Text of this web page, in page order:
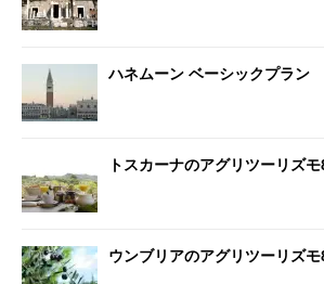
ハネムーン ベーシックプラン
トスカーナのアグリツーリズモ
ウンブリアのアグリツーリズモ